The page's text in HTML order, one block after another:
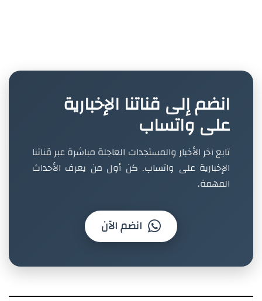
انضم إلى قناتنا الإخبارية
على واتساب
تابع آخر الأخبار والمستجدات العاجلة مباشرة عبر قناتنا
الإخبارية على واتساب. كن أول من يعرف الأحداث
المهمة.
انضم الآن